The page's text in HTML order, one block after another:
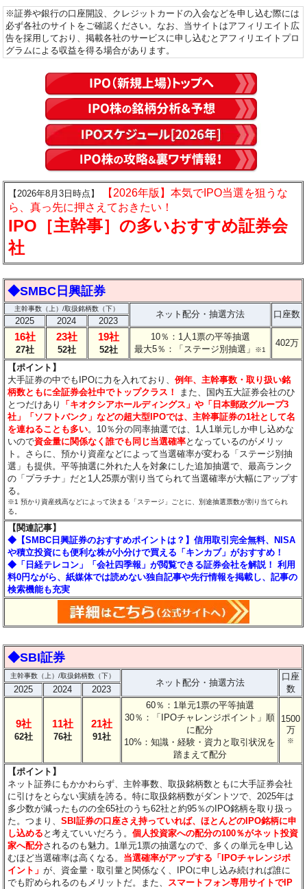
※証券や銀行の口座開設、クレジットカードの入会などを申し込む際には
必ず各社のサイトをご確認ください。なお、当サイトはアフィリエイト広
告を採用しており、掲載各社のサービスに申し込むとアフィリエイトプロ
グラムによる収益を得る場合があります。
【2026年8月3日時点】
【2026年版】本気でIPO当選を狙うな
ら、真っ先に押さえておきたい！
IPO［主幹事］の多いおすすめ証券会
社
◆SMBC日興証券
主幹事数（上）/取扱銘柄数（下）
ネット配分・抽選方法 口座数
2025 2024 2023
16社
27社
23社
52社
19社
52社
10％：1人1票の平等抽選
最大5％：「ステージ別抽選」
※1
402万
【ポイント】
大手証券の中でもIPOに力を入れており、例年、主幹事数・取り扱い銘
柄数ともに全証券会社中でトップクラス！
また、国内五大証券会社のひ
とつだけあり
「キオクシアホールディングス」や「日本郵政グループ3
社」「ソフトバンク」などの超大型IPOでは、主幹事証券の1社として名
を連ねることも多い。10％分の同率抽選では、1人1単元しか申し込めな
いので資金量に関係なく誰でも同じ当選確率となっているのがメリッ
ト。さらに、預かり資産などによって当選確率が変わる「ステージ別抽
選」も提供。平等抽選に外れた人を対象にした追加抽選で、最高ランク
の「プラチナ」だと1人25票が割り当てられて当選確率が大幅にアップす
る。
※1 預かり資産残高などによって決まる「ステージ」ごとに、別途抽選票数が割り当てられ
る。
【関連記事】
◆【SMBC日興証券のおすすめポイントは？】信用取引完全無料、NISA
や積立投資にも便利な株が小分けで買える「キンカブ」がおすすめ！
◆「日経テレコン」「会社四季報」が閲覧できる証券会社を解説！ 利用
料0円ながら、紙媒体では読めない独自記事や先行情報を掲載し、記事の
検索機能も充実
◆SBI証券
主幹事数（上）/取扱銘柄数（下）
ネット配分・抽選方法
口座
数
2025 2024 2023
9社
62社
11社
76社
21社
91社
60％：1単元1票の平等抽選
30％：「IPOチャレンジポイント」順
に配分
10%：知識・経験・資力と取引状況を
踏まえて配分
1500
万
※
【ポイント】
ネット証券にもかかわらず、主幹事数、取扱銘柄数ともに大手証券会社
に引けをとらない実績を誇る。特に取扱銘柄数がダントツで、2025年は
多少数が減ったものの全65社のうち62社と約95％のIPO銘柄を取り扱っ
た。つまり、SBI証券の口座さえ持っていれば、ほとんどのIPO銘柄に申
し込める と考えていいだろう。個人投資家への配分の100％がネット投資
家へ配分されるのも魅力。1単元1票の抽選なので、多くの単元を申し込
むほど当選確率は高くなる。 当選確率がアップする「IPOチャレンジポ
イント」が、資金量・取引量と関係なく、IPOに申し込み続ければ誰に
でも貯められるのもメリットだ。また、 スマートフォン専用サイトでIP